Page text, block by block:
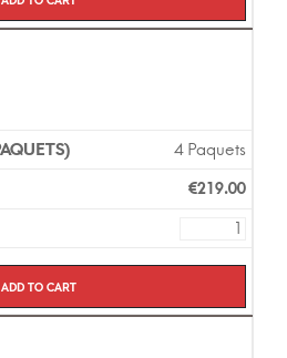
4 Paquets
€219.00
Add to cart